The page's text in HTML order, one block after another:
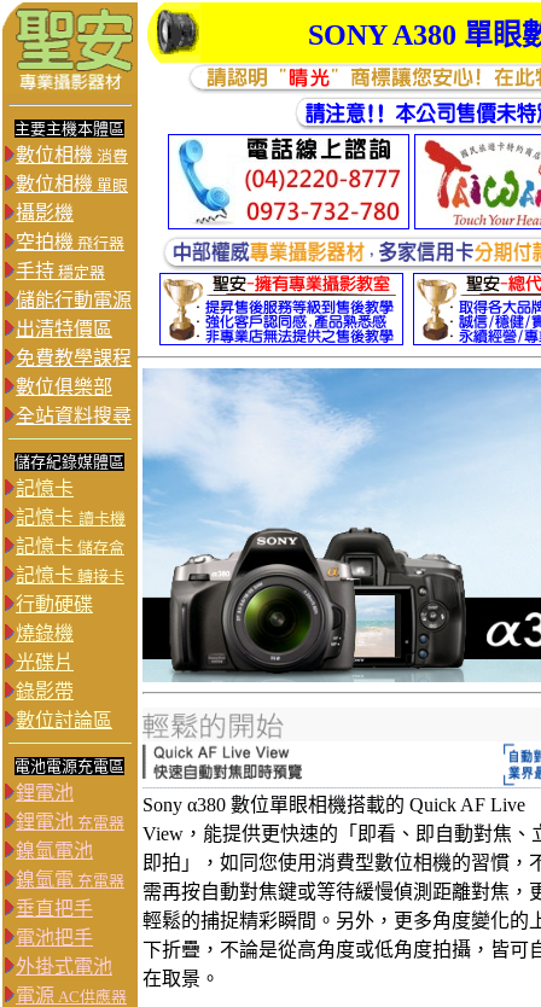
SONYA380 單眼
主要主機本體區
數位相機 消費
數位相機 單眼
攝影機
空拍機 飛行器
手持 穩定器
儲能行動電源
出清特價區
免費教學課程
數位俱樂部
全站資料搜尋
儲存紀錄媒體區
記憶卡
記憶卡 讀卡機
記憶卡 儲存盒
記憶卡 轉接卡
行動硬碟
燒錄機
光碟片
錄影帶
數位討論區
電池電源充電區
鋰電池
鋰電池 充電器
鎳氫電池
鎳氫電 充電器
垂直把手
電池把手
外掛式電池
電源 AC供應器
Sony α380 數位單眼相機搭載的 Quick AF Live
View，能提供更快速的「即看、即自動對焦、
即拍」，如同您使用消費型數位相機的習慣，
需再按自動對焦鍵或等待緩慢偵測距離對焦，
輕鬆的捕捉精彩瞬間。另外，更多角度變化的
下折疊，不論是從高角度或低角度拍攝，皆可
在取景。